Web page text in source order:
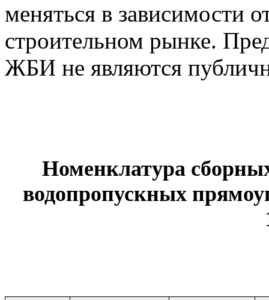
меняться в зависимости
строительном рынке.
ЖБИ не являются
Номенклатура
водопропускных